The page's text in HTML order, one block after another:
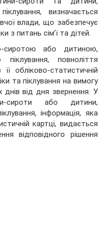
визначається
влади, що забезпечує
з питань сім’ї та дітей.
сиротою або дитиною,
піклування, повноліття
обліково-статистичній
та піклування на вимогу
від дня звернення. У
сироти або дитини,
інформація, яка
картці, видається
відповідного рішення